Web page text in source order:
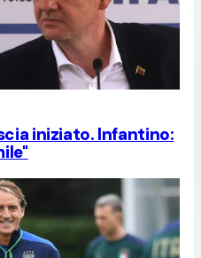
iniziato. Infantino: